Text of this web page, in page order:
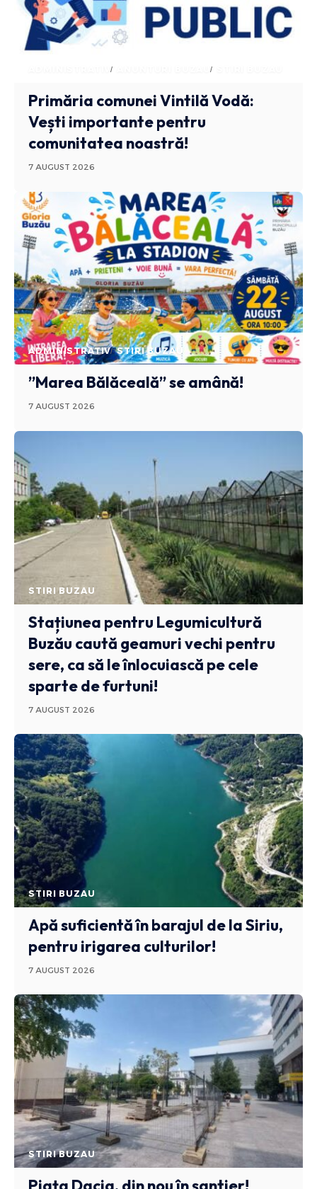
ADMINISTRATIV ANUNTURI BUZAU
Primăria comunei Vintilă Vodă:
Vești importante pentru
comunitatea noastră!
7 AUGUST 2026
ADMINISTRATIV STIRI BUZAU
”Marea Bălăceală” se amână!
7 AUGUST 2026
STIRI BUZAU
Stațiunea pentru Legumicultură
Buzău caută geamuri vechi pentru
sere, ca să le înlocuiască pe cele
sparte de furtuni!
7 AUGUST 2026
STIRI BUZAU
Apă suficientă în barajul de la Siriu,
pentru irigarea culturilor!
7 AUGUST 2026
STIRI BUZAU